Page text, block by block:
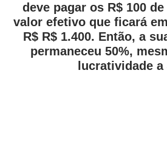
deve pagar os R$ 100
valor efetivo que ficará
R$ R$ 1.400. Então, a
permaneceu 50%,
lucratividade a